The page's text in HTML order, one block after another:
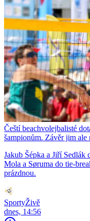
Čeští beachvolejbalisté
šampionům. Závěr jim ale
Jakub Šépka a Jiří
Mola a Søruma do tie-
prázdnou.
SportyŽivě
dnes, 14:56